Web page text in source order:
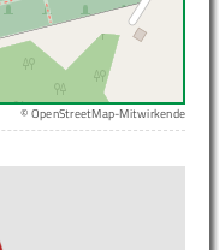
© OpenStreetMap-Mitwirkende